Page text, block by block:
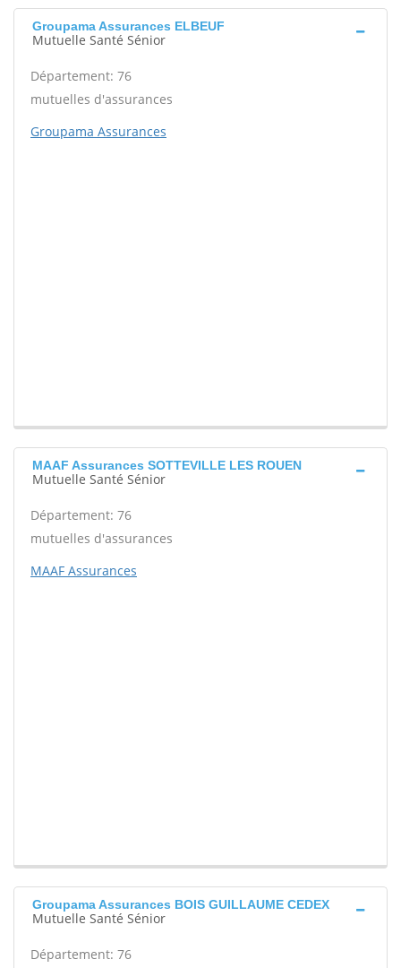
Groupama Assurances ELBEUF
Mutuelle Santé Sénior
Département: 76
mutuelles d'assurances
Groupama Assurances
MAAF Assurances SOTTEVILLE LES ROUEN
Mutuelle Santé Sénior
Département: 76
mutuelles d'assurances
MAAF Assurances
Groupama Assurances BOIS GUILLAUME CEDEX
Mutuelle Santé Sénior
Département: 76